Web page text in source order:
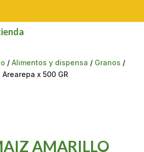
/Alimentos y dispensa / Granos /
x 500 GR
AMARILLO